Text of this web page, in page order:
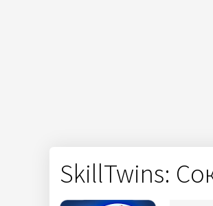
SkillTwins: